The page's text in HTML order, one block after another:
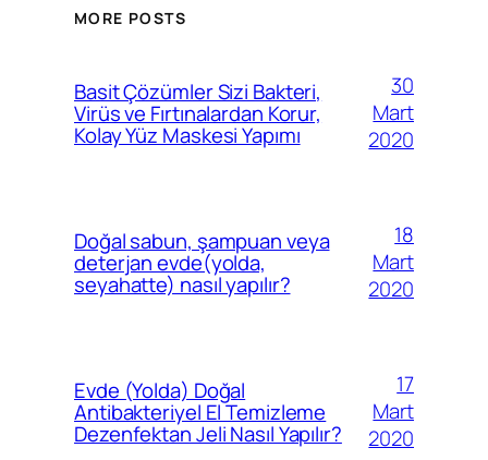
MORE POSTS
Basit Çözümler Sizi Bakteri,
Virüs ve Fırtınalardan Korur,
Kolay Yüz Maskesi Yapımı
30
Mart
2020
Doğal sabun, şampuan veya
deterjan evde(yolda,
seyahatte) nasıl yapılır?
18
Mart
2020
Evde (Yolda) Doğal
Antibakteriyel El Temizleme
Dezenfektan Jeli Nasıl Yapılır?
17
Mart
2020